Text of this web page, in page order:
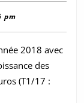
des
ventes
record
au
pm
2018 avec
des
(T1/17 :